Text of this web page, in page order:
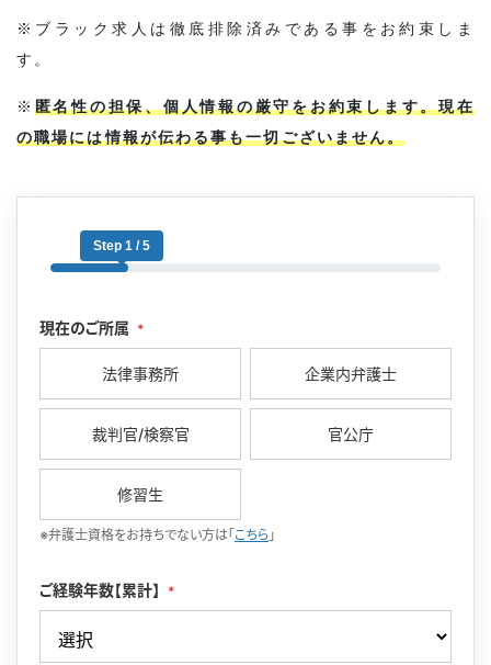
※ブラック求人は徹底排除済みである事をお約束しま
す。
※ 匿名性の担保、個人情報の厳守をお約束します。現在
の職場には情報が伝わる事も一切ございません。
Step 1 / 5
現在のご所属 *
法律事務所 企業内弁護士
裁判官/検察官 官公庁
修習生
※弁護士資格をお持ちでない方は「 こちら 」
ご経験年数【累計】 *